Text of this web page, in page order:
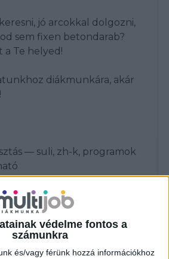
védelme fontos a
számunkra
és/vagy férünk hozzá információkhoz
jó arcokkal dolgozni,
sem fixen betondarab?
a Te helyed!
diákmunkára, akár
— suli, zh-k, programok
dolgozhatsz
nincs
választhatsz